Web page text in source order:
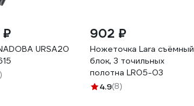
₽
URSA20
902 ₽
Ножеточка Lara съёмный
блок, 3 точильных
полотна LR05-03
4.9(8)